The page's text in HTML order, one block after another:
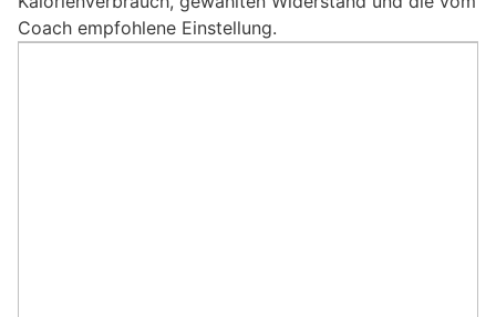
Coach empfohlene Einstellung.